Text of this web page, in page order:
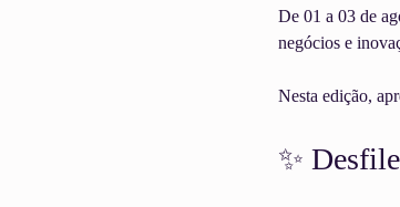
De 01 a 03 de
negócios e
Nesta edição,
✨